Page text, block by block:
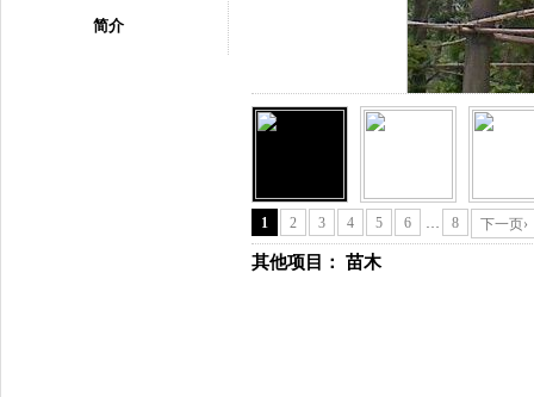
简介
1 2 3 4 5 6 … 8 下一页›
其他项目： 苗木